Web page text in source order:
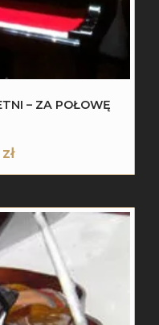
– ZA POŁOWĘ
zł